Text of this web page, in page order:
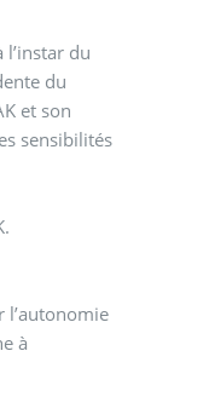
du
du
et son
sensibilités
l’autonomie
à